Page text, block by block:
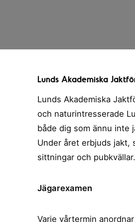
Lunds Akademiska
Lunds Akademiska
och naturintresserade
både dig som ännu inte
Under året erbjuds jakt,
sittningar och pubkvällar.
Jägarexamen
Varje vårtermin